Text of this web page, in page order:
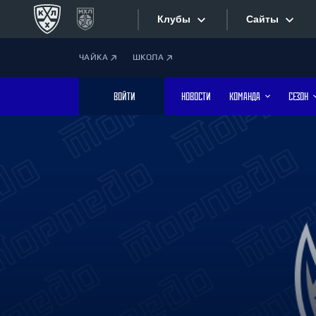
Клубы
Дивизион Боброва
Лада
Сайты
Фотобанк
ЧАЙКА ШКОЛА
ВОЙТИ НОВОСТИ КОМАНДА СЕЗОН